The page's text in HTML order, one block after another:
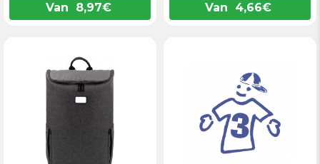
Van 8,97€ Van 4,66€